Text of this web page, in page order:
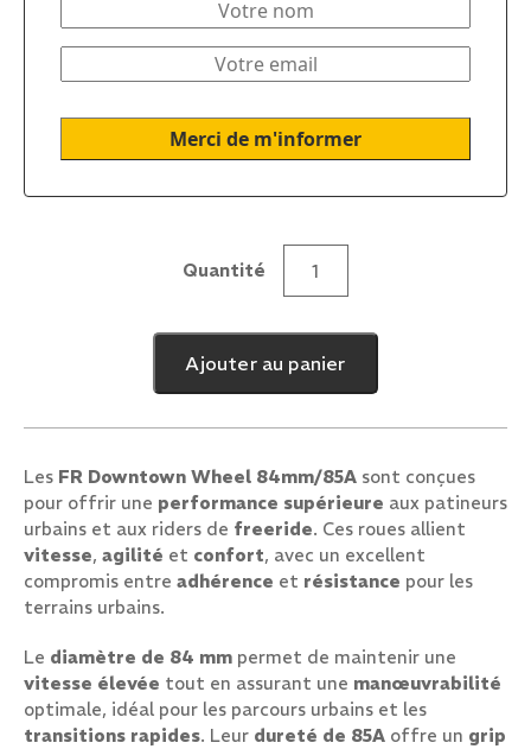
Quantitéquantité
FR
DOWNTOWN
WHEEL
84mm/85A
Ajouter au panier
Les FR Downtown Wheel 84mm/85A sont conçues
pour offrir une performance supérieure aux patineurs
urbains et aux riders de freeride. Ces roues allient
vitesse, agilité et confort, avec un excellent
compromis entre adhérence et résistance pour les
terrains urbains.
Le diamètre de 84 mm permet de maintenir une
vitesse élevée tout en assurant une manœuvrabilité
optimale, idéal pour les parcours urbains et les
transitions rapides. Leur dureté de 85A offre un grip